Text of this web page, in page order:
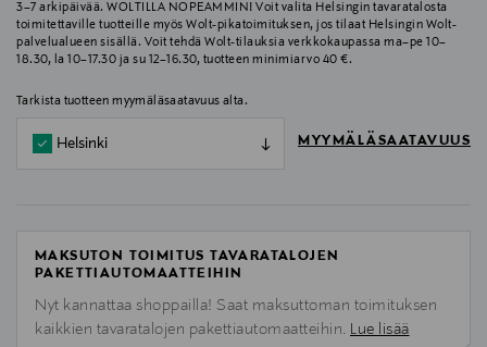
3–7 arkipäivää. WOLTILLA NOPEAMMIN! Voit valita Helsingin tavaratalosta
toimitettaville tuotteille myös Wolt-pikatoimituksen, jos tilaat Helsingin Wolt-
palvelualueen sisällä. Voit tehdä Wolt-tilauksia verkkokaupassa ma–pe 10–
18.30, la 10–17.30 ja su 12–16.30, tuotteen minimiarvo 40 €.
Tarkista tuotteen myymäläsaatavuus alta.
Helsinki MYYMÄLÄSAATAVUUS
MAKSUTON TOIMITUS TAVARATALOJEN
PAKETTIAUTOMAATTEIHIN
Nyt kannattaa shoppailla! Saat maksuttoman toimituksen
kaikkien tavaratalojen pakettiautomaatteihin. Lue lisää